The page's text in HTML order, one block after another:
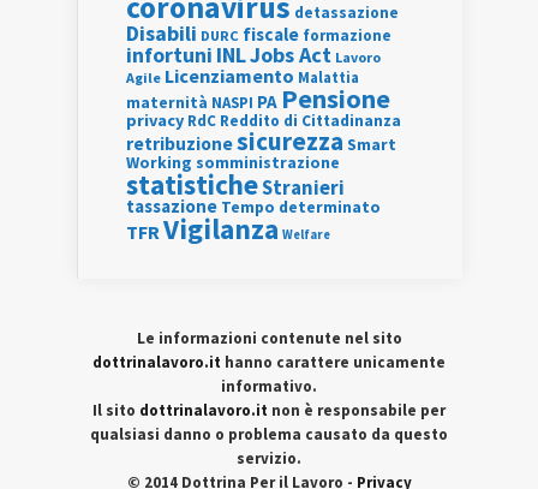
detassazione
Disabili DURC fiscale formazione
infortuni INLJobs Act Lavoro
Agile Licenziamento Malattia
maternità NASPI PA Pensione
privacy RdC Reddito di Cittadinanza
retribuzionesicurezza Smart
Working somministrazione
statisticheStranieri
tassazione Tempo determinato
TFRVigilanza Welfare
Le informazioni contenute nel sito
dottrinalavoro.it hanno carattere unicamente
informativo.
Il sito dottrinalavoro.it non è responsabile per
qualsiasi danno o problema causato da questo
servizio.
© 2014 Dottrina Per il Lavoro - Privacy